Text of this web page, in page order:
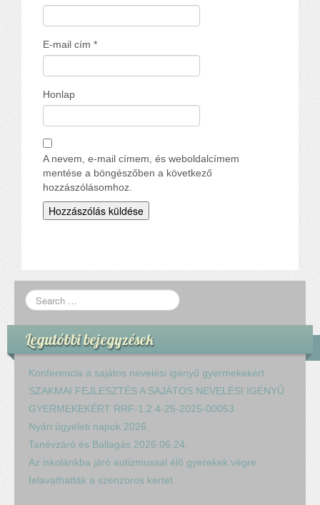
E-mail cím *
Honlap
A nevem, e-mail címem, és weboldalcímem
mentése a böngészőben a következő
hozzászólásomhoz.
Legutóbbi bejegyzések
Konferencia a sajátos nevelési igényű gyermekekért
SZAKMAI FEJLESZTÉS A SAJÁTOS NEVELÉSI IGÉNYŰ
GYERMEKEKÉRT RRF-1.2.4-25-2025-00053
Nyári ügyeleti napok 2026.
Tanévzáró és Ballagás 2026.06.24.
Az iskolánkba járó autizmussal élő gyerekek végre
felavathatták a szenzoros kertet